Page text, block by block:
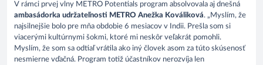
V rámci prvej vlny METRO Potentials program absolvovala aj dnešná
ambasádorka udržateľnosti METRO Anežka Kováliková. „Myslím, že
najsilnejšie bolo pre mňa obdobie 6 mesiacov v Indii. Prešla som si
viacerými kultúrnymi šokmi, ktoré mi neskôr veľakrát pomohli.
Myslím, že som sa odtiaľ vrátila ako iný človek asom za túto skúsenosť
nesmierne vďačná. Program totiž účastníkov nerozvíja len